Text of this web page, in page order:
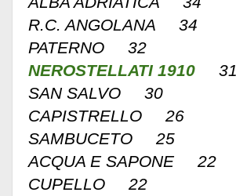
R.C. ANGOLANA 34
PATERNO 32
NEROSTELLATI 1910
31
SAN SALVO 30
CAPISTRELLO 26
SAMBUCETO 25
ACQUA E SAPONE 22
CUPELLO 22